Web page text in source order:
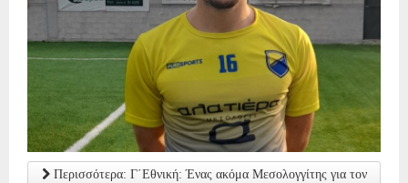
Περισσότερα: Γ΄Εθνική: Ένας ακόμα Μεσολογγίτης για τον